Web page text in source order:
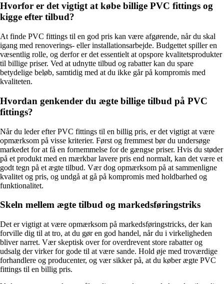
Hvorfor er det vigtigt at købe billige PVC fittings og
kigge efter tilbud?
At finde PVC fittings til en god pris kan være afgørende, når du skal
igang med renoverings- eller installationsarbejde. Budgettet spiller en
væsentlig rolle, og derfor er det essentielt at opspore kvalitetsprodukter
til billige priser. Ved at udnytte tilbud og rabatter kan du spare
betydelige beløb, samtidig med at du ikke går på kompromis med
kvaliteten.
Hvordan genkender du ægte billige tilbud på PVC
fittings?
Når du leder efter PVC fittings til en billig pris, er det vigtigt at være
opmærksom på visse kriterier. Først og fremmest bør du undersøge
markedet for at få en fornemmelse for de gængse priser. Hvis du støder
på et produkt med en mærkbar lavere pris end normalt, kan det være et
godt tegn på et ægte tilbud. Vær dog opmærksom på at sammenligne
kvalitet og pris, og undgå at gå på kompromis med holdbarhed og
funktionalitet.
Skeln mellem ægte tilbud og markedsføringstriks
Det er vigtigt at være opmærksom på markedsføringstricks, der kan
forville dig til at tro, at du gør en god handel, når du i virkeligheden
bliver narret. Vær skeptisk over for overdrevent store rabatter og
udsalg der virker for gode til at være sande. Hold øje med troværdige
forhandlere og producenter, og vær sikker på, at du køber ægte PVC
fittings til en billig pris.